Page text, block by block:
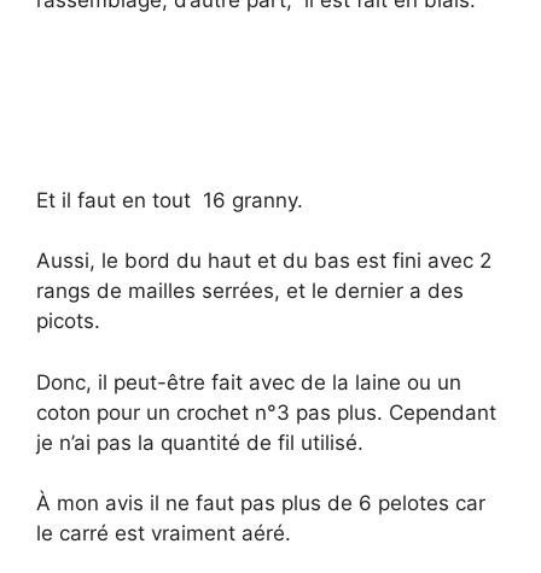
Et il faut en tout 16 granny.
Aussi, le bord du haut et du bas est fini avec 2
rangs de mailles serrées, et le dernier a des
picots.
Donc, il peut-être fait avec de la laine ou un
coton pour un crochet n°3 pas plus. Cependant
je n’ai pas la quantité de fil utilisé.
À mon avis il ne faut pas plus de 6 pelotes car
le carré est vraiment aéré.